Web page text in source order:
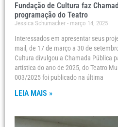
Fundação de Cultura faz
programação do Teatro
Jessica Schumacker março 14, 2025
Interessados em apresentar seus
mail, de 17 de março a 30 de
Cultura divulgou a Chamada Pública
artística do ano de 2025, do Teatro
003/2025 foi publicado na última
LEIA MAIS »